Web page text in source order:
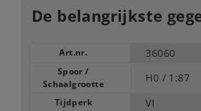
De belangrijkste
Art.nr. 36060
Spoor /
Schaalgrootte
H0 / 1:87
Tijdperk VI